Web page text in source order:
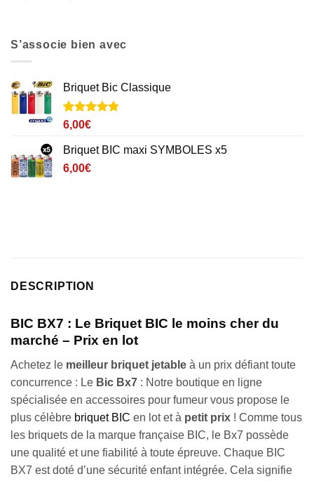
S’associe bien avec
Briquet Bic Classique
Noté4.8
sur
27
notations
client
6,00€
Briquet BIC maxi SYMBOLES x5
6,00€
DESCRIPTION
BIC BX7 : Le Briquet BIC le moins cher du
marché – Prix en lot
Achetez le meilleur briquet jetable à un prix défiant toute
concurrence : Le Bic Bx7 : Notre boutique en ligne
spécialisée en accessoires pour fumeur vous propose le
plus célèbre briquet BIC en lot et à petit prix ! Comme tous
les briquets de la marque française BIC, le Bx7 possède
une qualité et une fiabilité à toute épreuve. Chaque BIC
BX7 est doté d’une sécurité enfant intégrée. Cela signifie